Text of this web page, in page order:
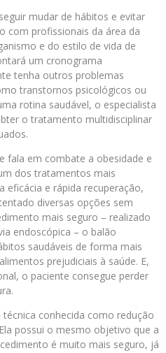
mudar de hábitos e evitar
com profissionais da área da
e do estilo de vida de
um cronograma
tenha outros problemas
transtornos psicológicos ou
rotina saudável, o especialista
o tratamento multidisciplinar
fala em combate a obesidade e
dos tratamentos mais
eficácia e rápida recuperação,
diversas opções sem
mais seguro – realizado
endoscópica – o balão
saudáveis de forma mais
prejudiciais à saúde. E,
o paciente consegue perder
conhecida como redução
possui o mesmo objetivo que a
é muito mais seguro, já